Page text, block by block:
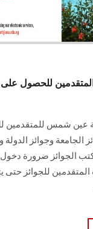
للحصول
عين شمس للمتقدمين
الجامعة وجوائز الدولة
الجوائز ضرورة
المتقدمين للجوائز